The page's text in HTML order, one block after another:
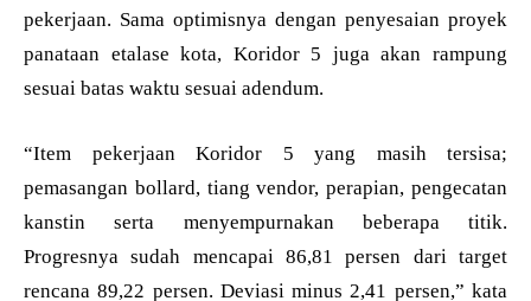
pekerjaan. Sama optimisnya dengan penyesaian proyek
panataan etalase kota, Koridor 5 juga akan rampung
sesuai batas waktu sesuai adendum.
“Item pekerjaan Koridor 5 yang masih tersisa;
pemasangan bollard, tiang vendor, perapian, pengecatan
kanstin serta menyempurnakan beberapa titik.
Progresnya sudah mencapai 86,81 persen dari target
rencana 89,22 persen. Deviasi minus 2,41 persen,” kata